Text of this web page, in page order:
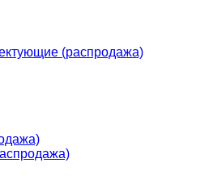
(распродажа)